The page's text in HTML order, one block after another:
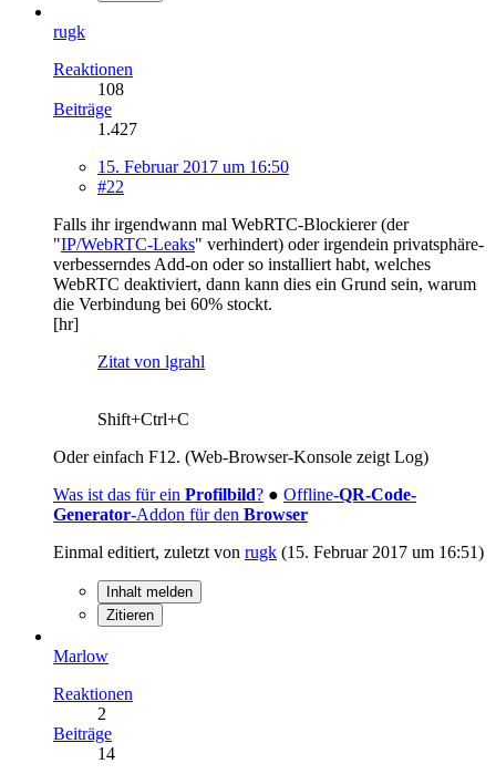
rugk
Reaktionen
108
Beiträge
1.427
15. Februar 2017 um 16:50
#22
Falls ihr irgendwann mal WebRTC-Blockierer (der
"IP/WebRTC-Leaks" verhindert) oder irgendein privatsphäre-
verbesserndes Add-on oder so installiert habt, welches
WebRTC deaktiviert, dann kann dies ein Grund sein, warum
die Verbindung bei 60% stockt.
[hr]
Zitat von lgrahl
Shift+Ctrl+C
Oder einfach F12. (Web-Browser-Konsole zeigt Log)
Was ist das für ein Profilbild? ● Offline-QR-Code-
Generator-Addon für den Browser
Einmal editiert, zuletzt von rugk (15. Februar 2017 um 16:51)
Inhalt melden
Zitieren
Marlow
Reaktionen
2
Beiträge
14